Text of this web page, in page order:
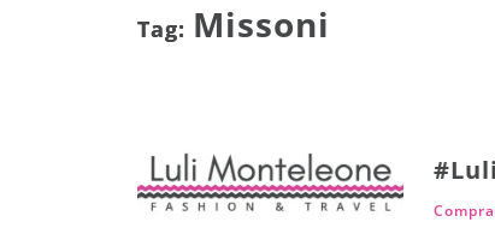
Tag: Missoni